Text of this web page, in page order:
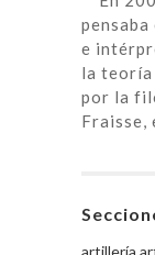
e
la teoría
por la
Fraisse,
artillería